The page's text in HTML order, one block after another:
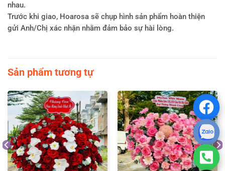
nhau.
Trước khi giao, Hoarosa sẽ chụp hình sản phẩm hoàn thiện
gửi Anh/Chị xác nhận nhằm đảm bảo sự hài lòng.
Sản phẩm tương tự